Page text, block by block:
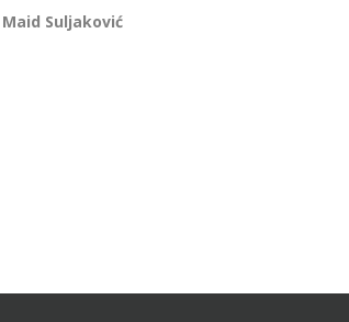
Maid Suljaković